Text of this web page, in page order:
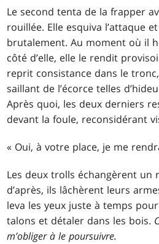
Le second tenta de la frapper
rouillée. Elle esquiva l’attaque
brutalement. Au moment où il
côté d’elle, elle le rendit
reprit consistance dans le
saillant de l’écorce telles
Après quoi, les deux derniers
devant la foule, reconsidérant
« Oui, à votre place, je me
Les deux trolls échangèrent un
d’après, ils lâchèrent leurs
leva les yeux juste à temps
talons et détaler dans les bois.
m’obliger à le poursuivre.